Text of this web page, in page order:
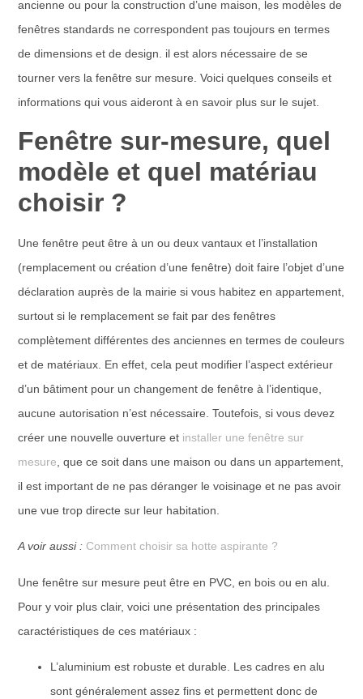
ancienne ou pour la construction d’une maison, les modèles de
fenêtres standards ne correspondent pas toujours en termes
de dimensions et de design. il est alors nécessaire de se
tourner vers la fenêtre sur mesure. Voici quelques conseils et
informations qui vous aideront à en savoir plus sur le sujet.
Fenêtre sur-mesure, quel
modèle et quel matériau
choisir ?
Une fenêtre peut être à un ou deux vantaux et l’installation
(remplacement ou création d’une fenêtre) doit faire l’objet d’une
déclaration auprès de la mairie si vous habitez en appartement,
surtout si le remplacement se fait par des fenêtres
complètement différentes des anciennes en termes de couleurs
et de matériaux. En effet, cela peut modifier l’aspect extérieur
d’un bâtiment pour un changement de fenêtre à l’identique,
aucune autorisation n’est nécessaire. Toutefois, si vous devez
créer une nouvelle ouverture et installer une fenêtre sur
mesure , que ce soit dans une maison ou dans un appartement,
il est important de ne pas déranger le voisinage et ne pas avoir
une vue trop directe sur leur habitation.
A voir aussi : Comment choisir sa hotte aspirante ?
Une fenêtre sur mesure peut être en PVC, en bois ou en alu.
Pour y voir plus clair, voici une présentation des principales
caractéristiques de ces matériaux :
L’aluminium est robuste et durable. Les cadres en alu
sont généralement assez fins et permettent donc de